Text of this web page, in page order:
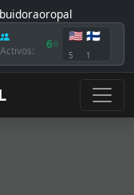
Activos: 6
🇺🇸
5
🇫🇮
1